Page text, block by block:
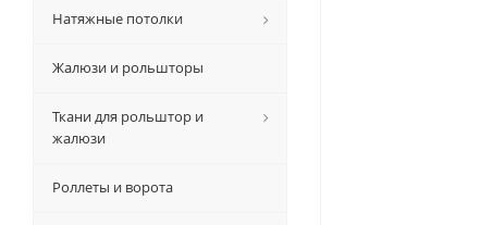
Натяжные потолки
Жалюзи и рольшторы
Ткани для рольштор и
жалюзи
Роллеты и ворота